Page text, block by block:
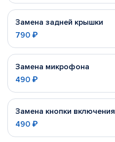
Замена задней крышки
790 ₽
Замена микрофона
490 ₽
Замена кнопки включения
490 ₽